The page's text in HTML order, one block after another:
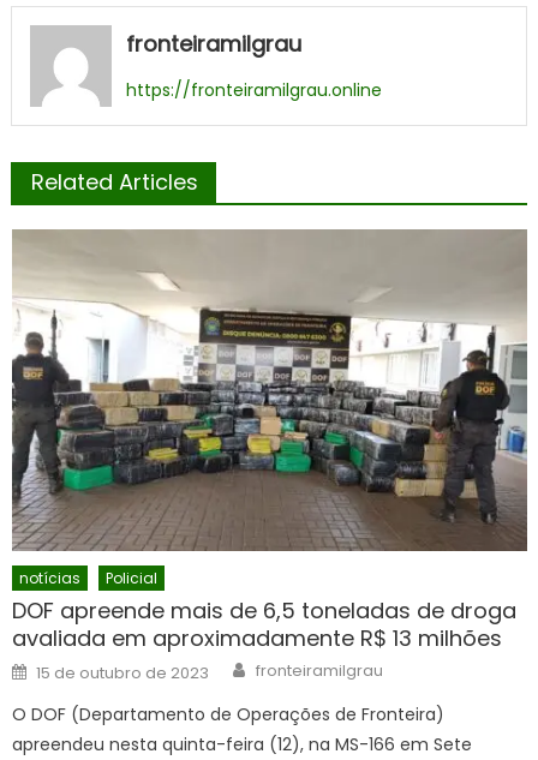
fronteiramilgrau
https://fronteiramilgrau.online
Related Articles
notícias Policial
DOF apreende mais de 6,5 toneladas de droga
avaliada em aproximadamente R$ 13 milhões
Posted
on
15 de outubro de 2023 Author
fronteiramilgrau
O DOF (Departamento de Operações de Fronteira)
apreendeu nesta quinta-feira (12), na MS-166 em Sete